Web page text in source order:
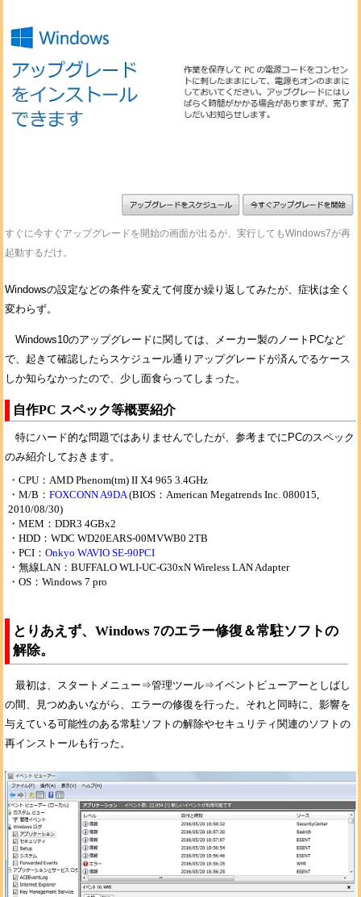
すぐに今すぐアップグレードを開始の画面が出るが、実行してもWindows7が再
起動するだけ。
Windowsの設定などの条件を変えて何度か繰り返してみたが、症状は全く
変わらず。
Windows10のアップグレードに関しては、メーカー製のノートPCなど
で、起きて確認したらスケジュール通りアップグレードが済んでるケース
しか知らなかったので、少し面食らってしまった。
自作PC スペック等概要紹介
特にハード的な問題ではありませんでしたが、参考までにPCのスペック
のみ紹介しておきます。
CPU：AMD Phenom(tm) II X4 965 3.4GHz
M/B： FOXCONN A9DA(BIOS：American Megatrends Inc. 080015,
2010/08/30)
MEM：DDR3 4GBx2
HDD：WDC WD20EARS-00MVWB0 2TB
PCI： Onkyo WAVIO SE-90PCI
無線LAN：BUFFALO WLI-UC-G30xN Wireless LAN Adapter
OS：Windows 7 pro
とりあえず、Windows 7のエラー修復＆常駐ソフトの
解除。
最初は、スタートメニュー⇒管理ツール⇒イベントビューアーとしばし
の間、見つめあいながら、エラーの修復を行った。それと同時に、影響を
与えている可能性のある常駐ソフトの解除やセキュリティ関連のソフトの
再インストールも行った。